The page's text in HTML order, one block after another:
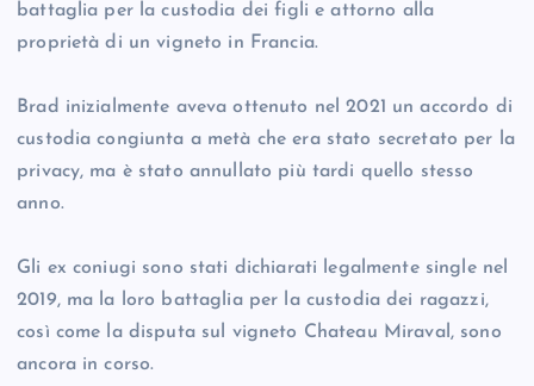
battaglia per la custodia dei figli e attorno alla
proprietà di un vigneto in Francia.
Brad inizialmente aveva ottenuto nel 2021 un accordo di
custodia congiunta a metà che era stato secretato per la
privacy, ma è stato annullato più tardi quello stesso
anno.
Gli ex coniugi sono stati dichiarati legalmente single nel
2019, ma la loro battaglia per la custodia dei ragazzi,
così come la disputa sul vigneto Chateau Miraval, sono
ancora in corso.